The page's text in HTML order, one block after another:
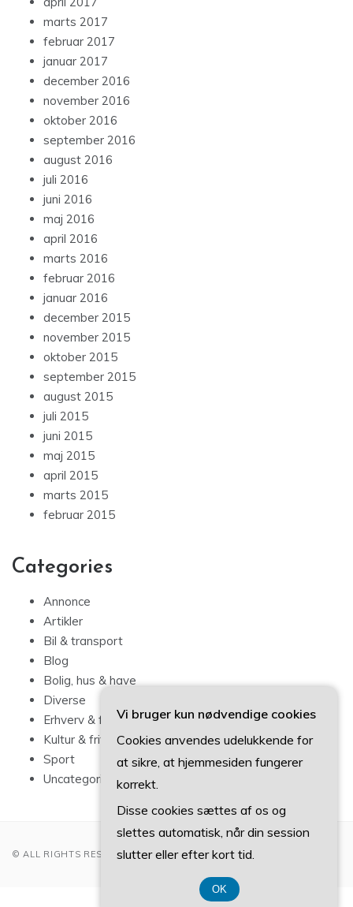
marts 2017
februar 2017
januar 2017
december 2016
november 2016
oktober 2016
september 2016
august 2016
juli 2016
juni 2016
maj 2016
april 2016
marts 2016
februar 2016
januar 2016
december 2015
november 2015
oktober 2015
september 2015
august 2015
juli 2015
juni 2015
maj 2015
april 2015
marts 2015
februar 2015
Categories
Annonce
Artikler
Bil & transport
Blog
Bolig, hus & have
Diverse
Erhverv & forbrug
Kultur & fritid
Sport
Uncategorized
© ALL RIGHTS RESERVED 2022
Vi bruger kun nødvendige cookies
Cookies anvendes udelukkende for
at sikre, at hjemmesiden fungerer
korrekt.
Disse cookies sættes af os og
slettes automatisk, når din session
slutter eller efter kort tid.
OK